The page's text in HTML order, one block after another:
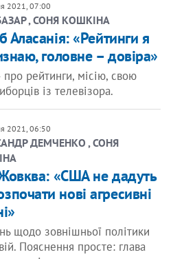
2021, 07:00
, СОНЯ КОШКІНА
Аласанія: «Рейтинги я
головне – довіра»
про рейтинги, місію, свою
із телевізора.
2021, 06:50
ДЕМЧЕНКО , СОНЯ
«США не дадуть
нові агресивні
щодо зовнішньої політики
Пояснення просте: глава